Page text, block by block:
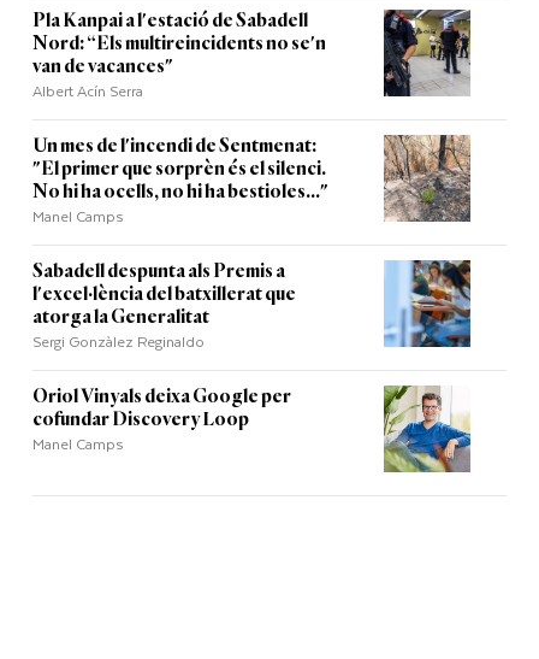
Pla Kanpai a l'estació de Sabadell
Nord: “Els multireincidents no se'n
van de vacances"
Albert Acín Serra
Un mes de l'incendi de Sentmenat:
"El primer que sorprèn és el silenci.
No hi ha ocells, no hi ha bestioles..."
Manel Camps
Sabadell despunta als Premis a
l'excel·lència del batxillerat que
atorga la Generalitat
Sergi Gonzàlez Reginaldo
Oriol Vinyals deixa Google per
cofundar Discovery Loop
Manel Camps